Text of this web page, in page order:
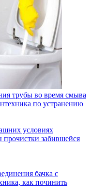
трубы во время смыва
по устранению
условиях
прочистки забившейся
бачка с
как починить